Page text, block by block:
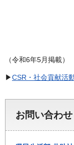
（令和6年5月掲載）
▶CSR・社会貢献活
お問い合わせ